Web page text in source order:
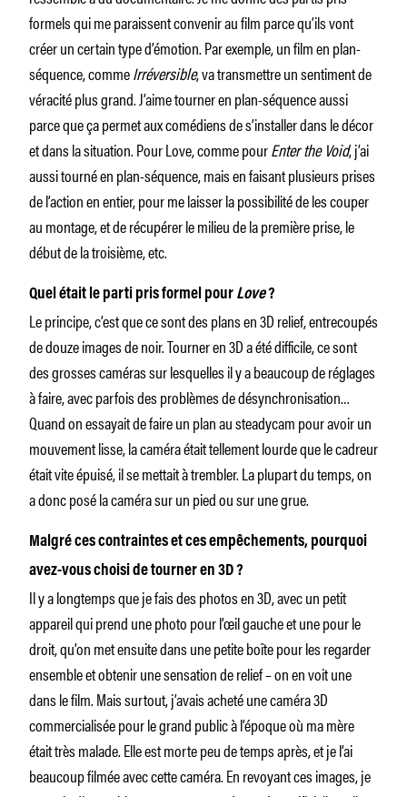
formels qui me paraissent convenir au film parce qu’ils vont
créer un certain type d’émotion. Par exemple, un film en plan-
séquence, commeIrréversible, va transmettre un sentiment de
véracité plus grand. J’aime tourner en plan-séquence aussi
parce que ça permet aux comédiens de s’installer dans le décor
et dans la situation. Pour Love, comme pourEnter the Void, j’ai
aussi tourné en plan-séquence, mais en faisant plusieurs prises
de l’action en entier, pour me laisser la possibilité de les couper
au montage, et de récupérer le milieu de la première prise, le
début de la troisième, etc.
Quel était le parti pris formel pour Love?
Le principe, c’est que ce sont des plans en 3D relief, entrecoupés
de douze images de noir. Tourner en 3D a été difficile, ce sont
des grosses caméras sur lesquelles il y a beaucoup de réglages
à faire, avec parfois des problèmes de désynchronisation…
Quand on essayait de faire un plan au steadycam pour avoir un
mouvement lisse, la caméra était tellement lourde que le cadreur
était vite épuisé, il se mettait à trembler. La plupart du temps, on
a donc posé la caméra sur un pied ou sur une grue.
Malgré ces contraintes et ces empêchements, pourquoi
avez-vous choisi de tourner en 3D ?
Il y a longtemps que je fais des photos en 3D, avec un petit
appareil qui prend une photo pour l’œil gauche et une pour le
droit, qu’on met ensuite dans une petite boîte pour les regarder
ensemble et obtenir une sensation de relief – on en voit une
dans le film. Mais surtout, j’avais acheté une caméra 3D
commercialisée pour le grand public à l’époque où ma mère
était très malade. Elle est morte peu de temps après, et je l’ai
beaucoup filmée avec cette caméra. En revoyant ces images, je